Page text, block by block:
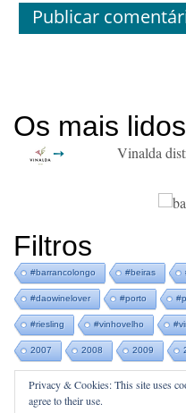
Os mais lidos
Vinalda
Filtros
#barrancolongo #beiras
#daowinelover #porto
#riesling #vinhovelho
2007 2008 2009
Privacy & Cookies: This site uses
agree to their use.